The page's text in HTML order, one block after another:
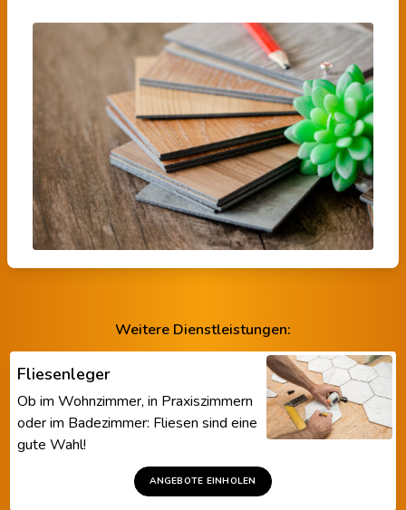
Weitere Dienstleistungen:
Fliesenleger
Ob im Wohnzimmer, in Praxiszimmern
oder im Badezimmer: Fliesen sind eine
gute Wahl!
ANGEBOTE EINHOLEN